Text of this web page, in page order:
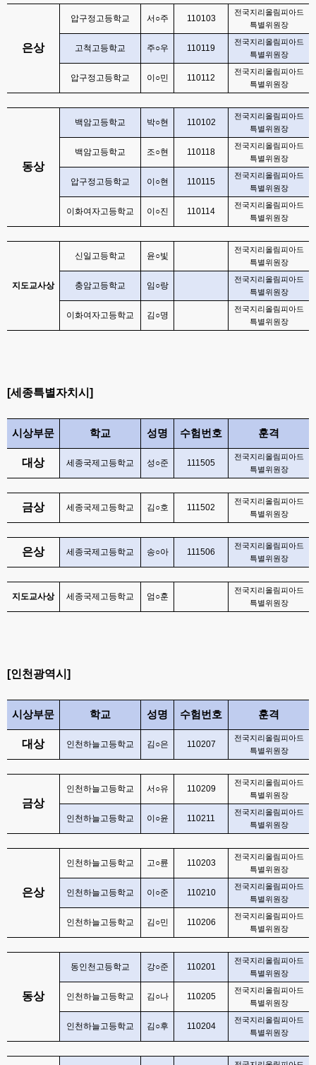
은상
압구정고등학교 서 ○주 110103
전국지리올림피아드
특별위원장
고척고등학교 주○우 110119
전국지리올림피아드
특별위원장
압구정고등학교 이 ○민 110112
전국지리올림피아드
특별위원장
동상
백암고등학교 박○현 110102
전국지리올림피아드
특별위원장
백암고등학교 조○현 110118
전국지리올림피아드
특별위원장
압구정고등학교 이 ○현 110115
전국지리올림피아드
특별위원장
이화여자고등학교 이 ○진 110114
전국지리올림피아드
특별위원장
지도교사상
신일고등학교 윤○빛
전국지리올림피아드
특별위원장
충암고등학교 임 ○랑
전국지리올림피아드
특별위원장
이화여자고등학교 김 ○명
전국지리올림피아드
특별위원장
[세종특별자치시 ]
시상부문 학교 성명 수험번호 훈격
대상 세종국제고등학교 성○준 111505
전국지리올림피아드
특별위원장
금상 세종국제고등학교 김 ○호 111502
전국지리올림피아드
특별위원장
은상 세종국제고등학교 송○아 111506
전국지리올림피아드
특별위원장
지도교사상 세종국제고등학교 엄 ○훈
전국지리올림피아드
특별위원장
[인천광역시 ]
시상부문 학교 성명 수험번호 훈격
대상 인천하늘고등학교 김 ○은 110207
전국지리올림피아드
특별위원장
금상
인천하늘고등학교 서 ○유 110209
전국지리올림피아드
특별위원장
인천하늘고등학교 이 ○윤 110211
전국지리올림피아드
특별위원장
은상
인천하늘고등학교 고○륜 110203
전국지리올림피아드
특별위원장
인천하늘고등학교 이 ○준 110210
전국지리올림피아드
특별위원장
인천하늘고등학교 김 ○민 110206
전국지리올림피아드
특별위원장
동상
동인천고등학교 강○준 110201
전국지리올림피아드
특별위원장
인천하늘고등학교 김 ○나 110205
전국지리올림피아드
특별위원장
인천하늘고등학교 김 ○후 110204
전국지리올림피아드
특별위원장